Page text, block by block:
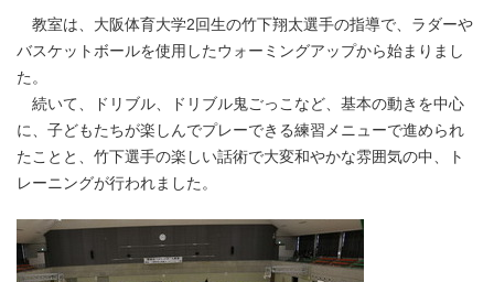
教室は、大阪体育大学2回生の竹下翔太選手の指導で、ラダーや
バスケットボールを使用したウォーミングアップから始まりまし
た。
続いて、ドリブル、ドリブル鬼ごっこなど、基本の動きを中心
に、子どもたちが楽しんでプレーできる練習メニューで進められ
たことと、竹下選手の楽しい話術で大変和やかな雰囲気の中、ト
レーニングが行われました。